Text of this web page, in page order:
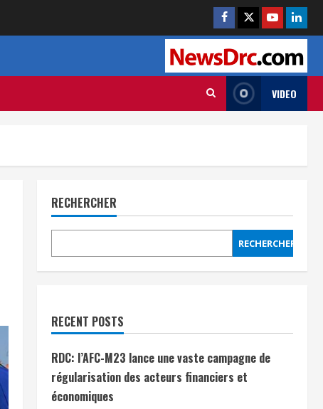
VIDEO
RECHERCHER
RECHERCHER
RECENT POSTS
RDC: l’AFC-M23 lance une vaste campagne de
régularisation des acteurs financiers et
économiques